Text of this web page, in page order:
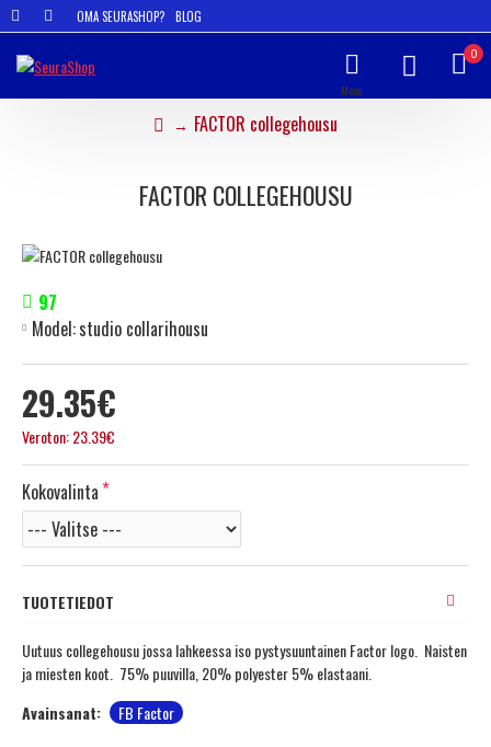
OMA SEURASHOP? BLOG
0
FACTOR collegehousu
FACTOR COLLEGEHOUSU
29.35€
Veroton: 23.39€
97
Model:studio collarihousu
Kokovalinta
TUOTETIEDOT
Uutuus collegehousu jossa lahkeessa iso pystysuuntainen Factor logo. Naisten
ja miesten koot. 75% puuvilla, 20% polyester 5% elastaani.
Avainsanat:
FB Factor